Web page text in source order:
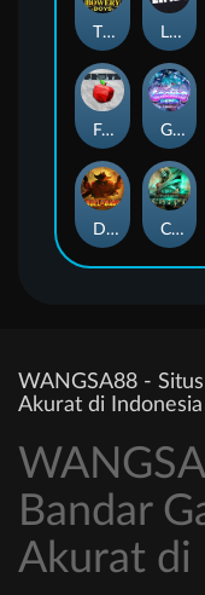
The Bowery Boys Limbo
Frutz Gronk's Gems
Duel at Dawn Cursed Crypt
WANGSA88 -
Akurat di Indonesia
Bandar
Akurat di